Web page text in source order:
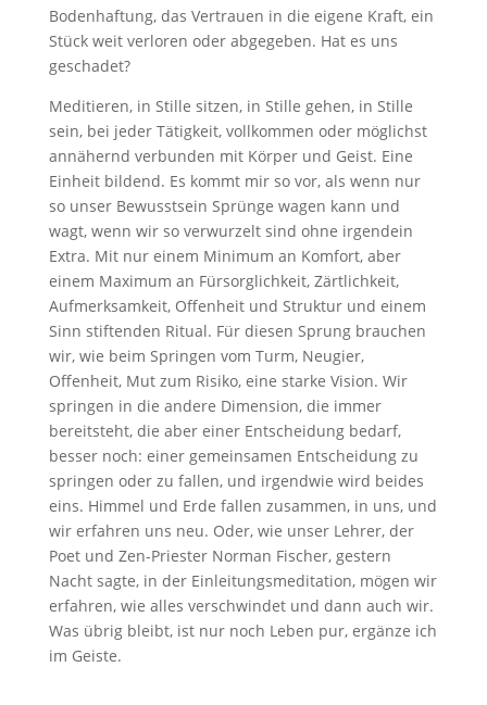
Bodenhaftung, das Vertrauen in die eigene Kraft, ein
Stück weit verloren oder abgegeben. Hat es uns
geschadet?
Meditieren, in Stille sitzen, in Stille gehen, in Stille
sein, bei jeder Tätigkeit, vollkommen oder möglichst
annähernd verbunden mit Körper und Geist. Eine
Einheit bildend. Es kommt mir so vor, als wenn nur
so unser Bewusstsein Sprünge wagen kann und
wagt, wenn wir so verwurzelt sind ohne irgendein
Extra. Mit nur einem Minimum an Komfort, aber
einem Maximum an Fürsorglichkeit, Zärtlichkeit,
Aufmerksamkeit, Offenheit und Struktur und einem
Sinn stiftenden Ritual. Für diesen Sprung brauchen
wir, wie beim Springen vom Turm, Neugier,
Offenheit, Mut zum Risiko, eine starke Vision. Wir
springen in die andere Dimension, die immer
bereitsteht, die aber einer Entscheidung bedarf,
besser noch: einer gemeinsamen Entscheidung zu
springen oder zu fallen, und irgendwie wird beides
eins. Himmel und Erde fallen zusammen, in uns, und
wir erfahren uns neu. Oder, wie unser Lehrer, der
Poet und Zen-Priester Norman Fischer, gestern
Nacht sagte, in der Einleitungsmeditation, mögen wir
erfahren, wie alles verschwindet und dann auch wir.
Was übrig bleibt, ist nur noch Leben pur, ergänze ich
im Geiste.